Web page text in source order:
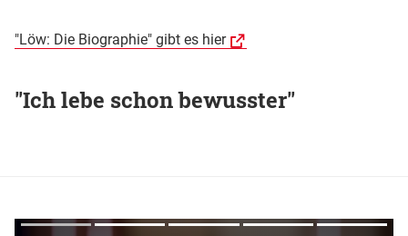
"Löw: Die Biographie" gibt es hier
"Ich lebe schon bewusster"